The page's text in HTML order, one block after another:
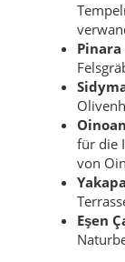
Pinara
für die
von
Eşen